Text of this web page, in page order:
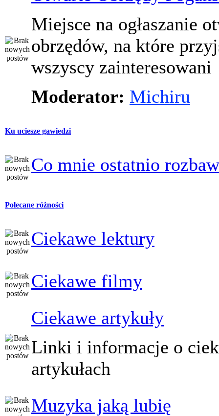
Miejsce na ogłaszanie
obrzędów, na które
wszyscy zainteresowani
Moderator: Michiru
Ku uciesze gawiedzi
Co mnie ostatnio
Polecane różności
Ciekawe lektury
Ciekawe filmy
Ciekawe artykuły
Linki i informacje o
artykułach
Muzyka jaką lubię